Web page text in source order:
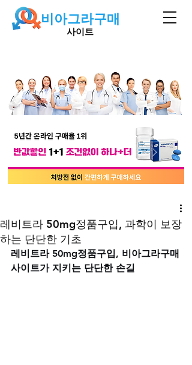
비아그라구매
사이트
레비트라 50mg정품구입, 과학이 보장
하는 단단한 기초
레비트라 50mg정품구입, 비아그라구매
사이트가 지키는 단단한 손길